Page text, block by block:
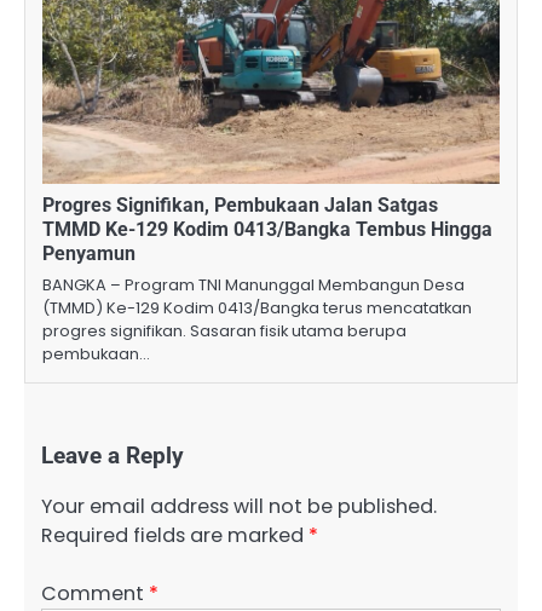
Progres Signifikan, Pembukaan Jalan Satgas
TMMD Ke-129 Kodim 0413/Bangka Tembus Hingga
Penyamun
BANGKA – Program TNI Manunggal Membangun Desa
(TMMD) Ke-129 Kodim 0413/Bangka terus mencatatkan
progres signifikan. Sasaran fisik utama berupa
pembukaan…
Leave a Reply
Your email address will not be published.
Required fields are marked *
Comment *